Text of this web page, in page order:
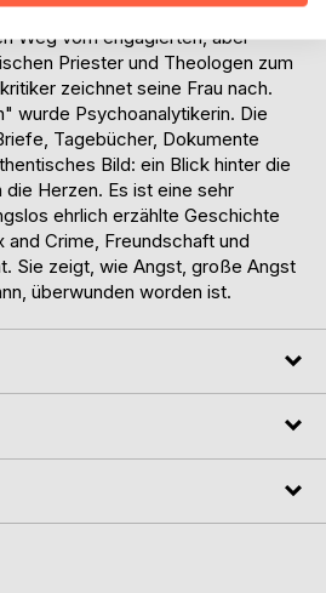
für eine menschenfreundliche
Weg vom engagierten, aber
Priester und Theologen zum
zeichnet seine Frau nach.
wurde Psychoanalytikerin. Die
Tagebücher, Dokumente
Bild: ein Blick hinter die
die Herzen. Es ist eine sehr
ehrlich erzählte Geschichte
Crime, Freundschaft und
Sie zeigt, wie Angst, große Angst
überwunden worden ist.